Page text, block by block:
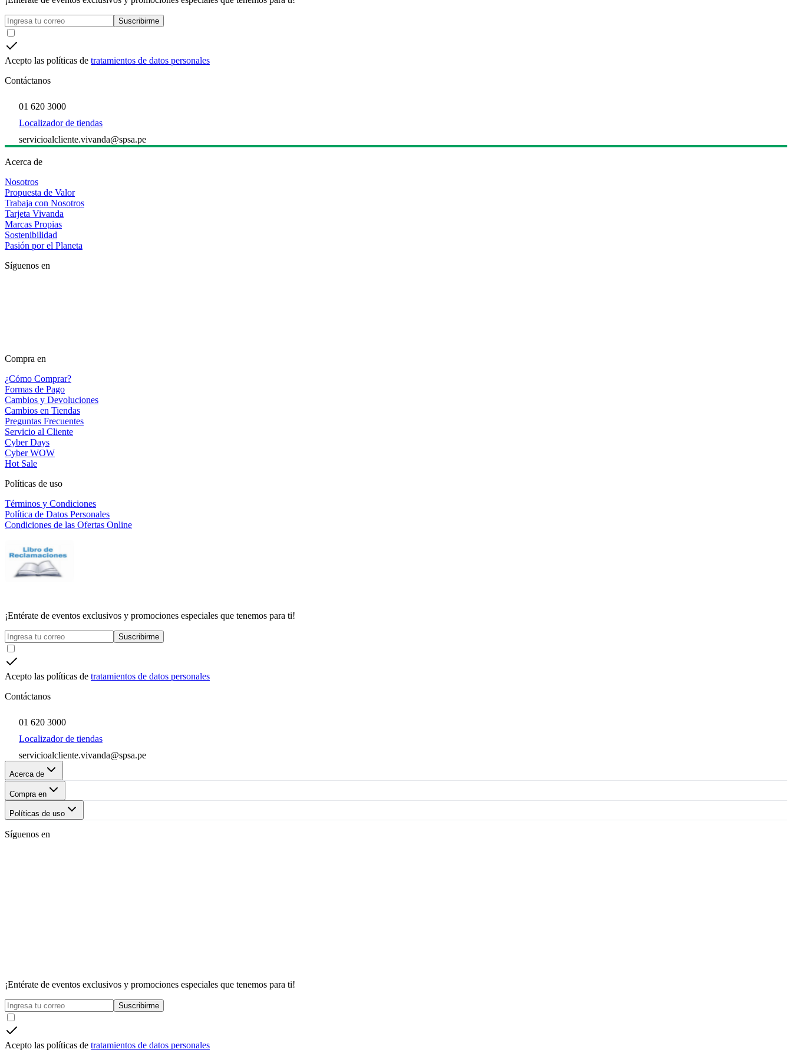
Suscribirme
Acepto las políticas de tratamientos de datos personales
Contáctanos
01 620 3000
Localizador de tiendas
servicioalcliente.vivanda@spsa.pe
Acerca de
Nosotros
Propuesta de Valor
Trabaja con Nosotros
Tarjeta Vivanda
Marcas Propias
Sostenibilidad
Pasión por el Planeta
Síguenos en
Compra en
¿Cómo Comprar?
Formas de Pago
Cambios y Devoluciones
Cambios en Tiendas
Preguntas Frecuentes
Servicio al Cliente
Cyber Days
Cyber WOW
Hot Sale
Políticas de uso
Términos y Condiciones
Política de Datos Personales
Condiciones de las Ofertas Online
¡Entérate de eventos exclusivos y promociones especiales que tenemos para ti!
Suscribirme
Acepto las políticas de tratamientos de datos personales
Contáctanos
01 620 3000
Localizador de tiendas
servicioalcliente.vivanda@spsa.pe
Acerca de
Compra en
Políticas de uso
Síguenos en
¡Entérate de eventos exclusivos y promociones especiales que tenemos para ti!
Suscribirme
Acepto las políticas de tratamientos de datos personales